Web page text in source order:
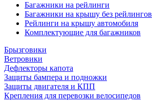
Багажники на рейлинги
Багажники на крышу без рейлингов
Рейлинги на крышу автомобиля
Комплектующие для багажников
Брызговики
Ветровики
Дефлекторы капота
Защиты бампера и подножки
Защиты двигателя и КПП
Крепления для перевозки велосипедов